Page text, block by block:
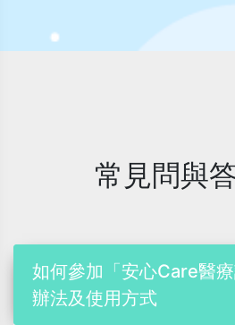
常見問與
如何參加「安心Care醫
辦法及使用方式